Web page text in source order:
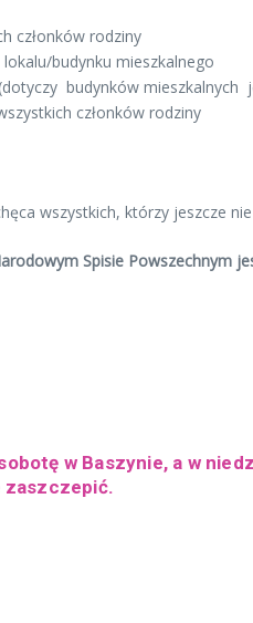
członków rodziny
budynku mieszkalnego
budynków mieszkalnych
członków rodziny
wszystkich, którzy jeszcze
Spisie Powszechnym
w Baszynie, a w
zaszczepić.